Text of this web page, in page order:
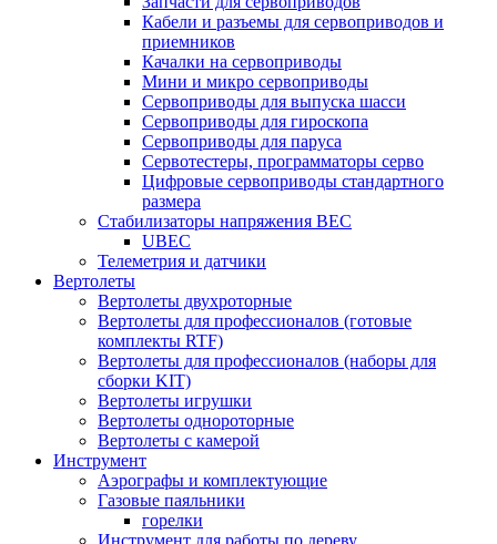
Кабели и разъемы для сервоприводов и
приемников
Качалки на сервоприводы
Мини и микро сервоприводы
Сервоприводы для выпуска шасси
Сервоприводы для гироскопа
Сервоприводы для паруса
Сервотестеры, программаторы серво
Цифровые сервоприводы стандартного
размера
Стабилизаторы напряжения BEC
UBEC
Телеметрия и датчики
Вертолеты
Вертолеты двухроторные
Вертолеты для профессионалов (готовые
комплекты RTF)
Вертолеты для профессионалов (наборы для
сборки KIT)
Вертолеты игрушки
Вертолеты однороторные
Вертолеты с камерой
Инструмент
Аэрографы и комплектующие
Газовые паяльники
горелки
Инструмент для работы по дереву